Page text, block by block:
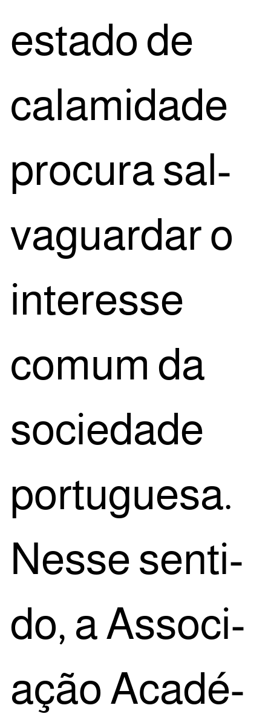
esta­do de
cala­mi­da­de
pro­cu­ra sal­
va­guar­dar o
inte­res­se
comum da
soci­e­da­de
por­tu­gue­sa.
Nes­se sen­ti­
do, a Asso­ci­
a­ção Aca­dé­